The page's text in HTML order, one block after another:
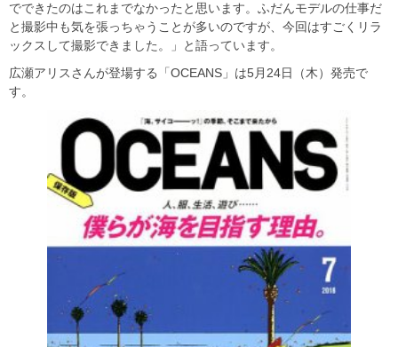
でできたのはこれまでなかったと思います。ふだんモデルの仕事だ
と撮影中も気を張っちゃうことが多いのですが、今回はすごくリラ
ックスして撮影できました。」と語っています。
広瀬アリスさんが登場する「OCEANS」は5月24日（木）発売で
す。